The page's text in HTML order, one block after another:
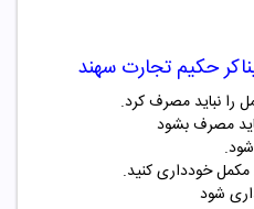
حکیم تجارت سهند
را نباید مصرف کرد.
مصرف بشود
خودداری کنید.